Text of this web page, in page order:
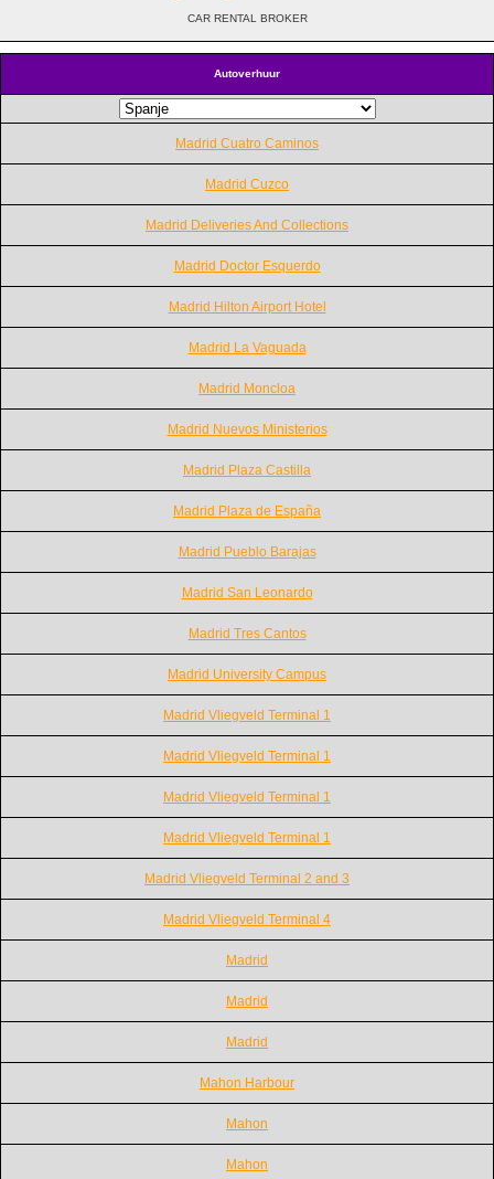
Autoverhuur
Madrid Cuatro Caminos
Madrid Cuzco
Madrid Deliveries And Collections
Madrid Doctor Esquerdo
Madrid Hilton Airport Hotel
Madrid La Vaguada
Madrid Moncloa
Madrid Nuevos Ministerios
Madrid Plaza Castilla
Madrid Plaza de España
Madrid Pueblo Barajas
Madrid San Leonardo
Madrid Tres Cantos
Madrid University Campus
Madrid Vliegveld Terminal 1
Madrid Vliegveld Terminal 1
Madrid Vliegveld Terminal 1
Madrid Vliegveld Terminal 1
Madrid Vliegveld Terminal 2 and 3
Madrid Vliegveld Terminal 4
Madrid
Madrid
Madrid
Mahon Harbour
Mahon
Mahon
CAR RENTAL BROKER